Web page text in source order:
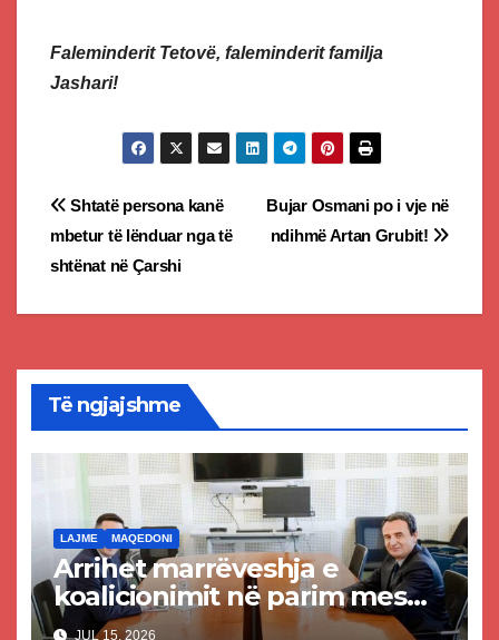
Faleminderit Tetovë, faleminderit familja
Jashari!
Post
navigation
Bujar Osmani po i vje në
ndihmë Artan Grubit!
Shtatë persona kanë
mbetur të lënduar nga të
shtënat në Çarshi
Të ngjajshme
LAJME MAQEDONI
Arrihet marrëveshja e
koalicionimit në parim mes
Kurtit dhe Abdixhikut
JUL 15, 2026